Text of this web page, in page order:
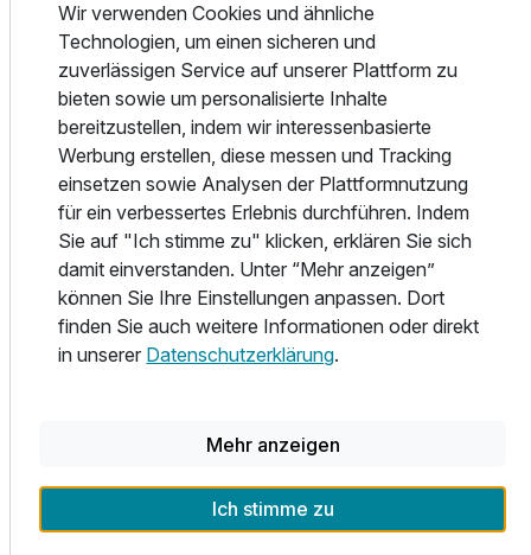
Unterhaltung stimmungsvoll aus.
THERMEN-ERLEBNIS:
Der Zutritt zur Eurotherme mit Tropicana, Saunadorf
Auszeit (Saunawelt nur für Erwachsene), Aquapulco
erfolgt über einen Verbindungsgang und ist auch am
Anreisetag ab 09:00 Uhr und am Abreisetag bis 22 Uhr
inkludiert! (Badeschluss 21:30)
Bei uns finden Sie in Sachen Thermen-Erlebnis wahrhaften
Luxus vor. Einerseits haben Sie Zugang zu allen
Angeboten der weitläufigen und vielfältigen öffentlichen
Therme – darüber hinaus bietet das Paradiso aber direkt im
inmitten einer herrlichen Gartenanlage, die ausschließlich
unseren Hotelgästen zur Verfügung steht. Ein
faszinierender Thermalwasser-Außenpool mit
Sprudelliegen, Wasserfall und Massagestraße bei wohligen
Wir verwenden Cookies und ähnliche
Technologien, um einen sicheren und
zuverlässigen Service auf unserer Plattform zu
bieten sowie um personalisierte Inhalte
bereitzustellen, indem wir interessenbasierte
Werbung erstellen, diese messen und Tracking
einsetzen sowie Analysen der Plattformnutzung
für ein verbessertes Erlebnis durchführen. Indem
Sie auf "Ich stimme zu" klicken, erklären Sie sich
damit einverstanden. Unter “Mehr anzeigen”
können Sie Ihre Einstellungen anpassen. Dort
finden Sie auch weitere Informationen oder direkt
in unserer Datenschutzerklärung.
Mehr anzeigen
Ich stimme zu